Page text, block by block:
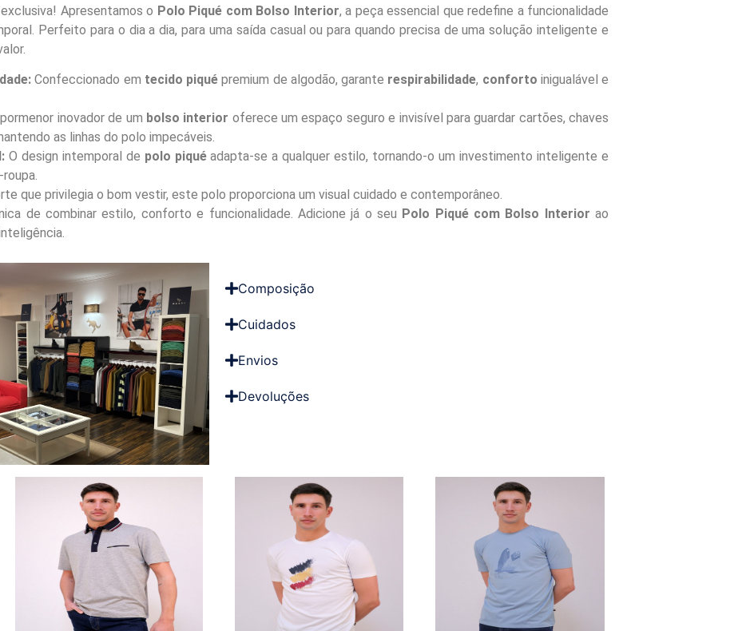
Apresentamos o Polo Piqué com Bolso Interior, a peça essencial que redefine a funcionalidade
Perfeito para o dia a dia, para uma saída casual ou para quando precisa de uma solução inteligente e
Confeccionado em tecido piqué premium de algodão, garante respirabilidade, conforto inigualável e
inovador de um bolso interior oferece um espaço seguro e invisível para guardar cartões, chaves
as linhas do polo impecáveis.
O design intemporal de polo piquéadapta-se a qualquer estilo, tornando-o um investimento inteligente e
que privilegia o bom vestir, este polo proporciona um visual cuidado e contemporâneo.
de combinar estilo, conforto e funcionalidade. Adicione já o seu Polo Piqué com Bolso Interior ao
Composição
Cuidados
Envios
Devoluções